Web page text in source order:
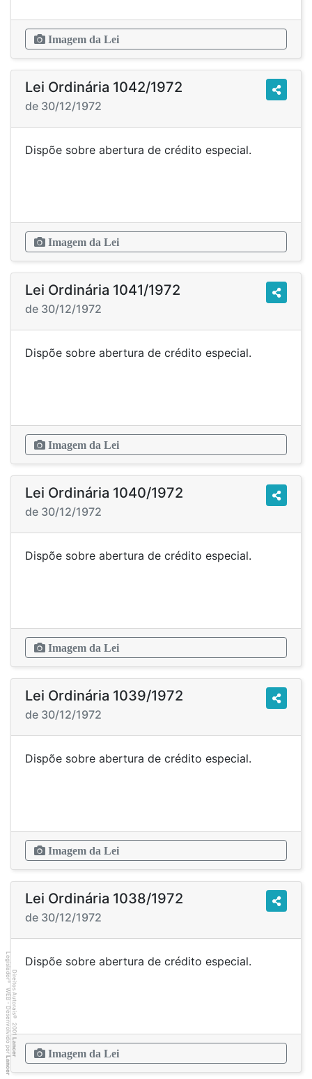
Imagem da Lei
Lei Ordinária 1042/1972
de 30/12/1972
Dispõe sobre abertura de crédito especial.
Imagem da Lei
Lei Ordinária 1041/1972
de 30/12/1972
Dispõe sobre abertura de crédito especial.
Imagem da Lei
Lei Ordinária 1040/1972
de 30/12/1972
Dispõe sobre abertura de crédito especial.
Imagem da Lei
Lei Ordinária 1039/1972
de 30/12/1972
Dispõe sobre abertura de crédito especial.
Imagem da Lei
Lei Ordinária 1038/1972
de 30/12/1972
Dispõe sobre abertura de crédito especial.
Imagem da Lei
Direitos Autorais
©
2001
Lancer
Legislador
®
WEB - Desenvolvido por
Lancer